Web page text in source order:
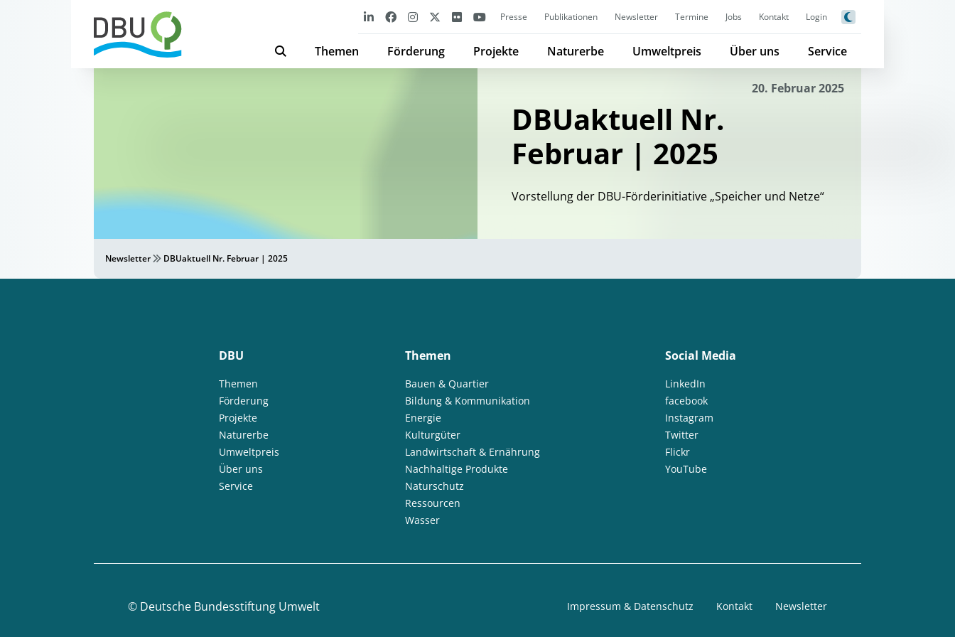
Presse Publikationen Newsletter Termine Jobs Kontakt Login
Themen Förderung Projekte Naturerbe Umweltpreis Über uns Service
20. Februar 2025
DBUaktuell Nr.
Februar | 2025
Vorstellung der DBU-Förderinitiative „Speicher und Netze“
Newsletter DBUaktuell Nr. Februar | 2025
DBU
Themen
Förderung
Projekte
Naturerbe
Umweltpreis
Über uns
Service
Themen
Bauen & Quartier
Bildung & Kommunikation
Energie
Kulturgüter
Landwirtschaft & Ernährung
Nachhaltige Produkte
Naturschutz
Ressourcen
Wasser
Social Media
LinkedIn
facebook
Instagram
Twitter
Flickr
YouTube
© Deutsche Bundesstiftung Umwelt Impressum & Datenschutz Kontakt Newsletter